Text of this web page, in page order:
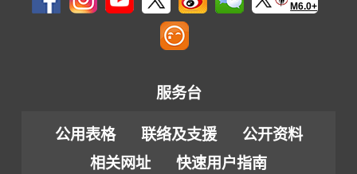
M6.0+
服务台
公用表格 联络及支援
公开资料
相关网址
快速用户指南